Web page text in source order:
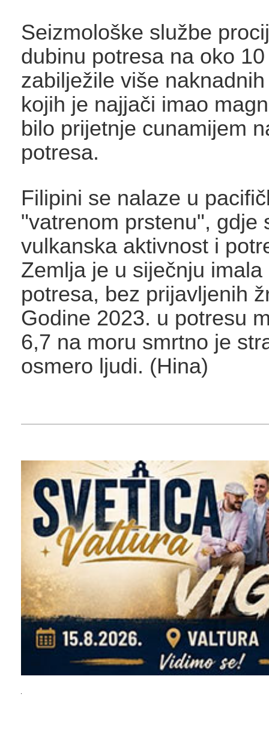
Seizmološke službe
dubinu potresa na oko
zabilježile više
kojih je najjači imao
bilo prijetnje cunamijem
potresa.
Filipini se nalaze u
"vatrenom prstenu", gdje
vulkanska aktivnost i
Zemlja je u siječnju
potresa, bez prijavljenih
Godine 2023. u potresu
6,7 na moru smrtno je
osmero ljudi. (Hina)